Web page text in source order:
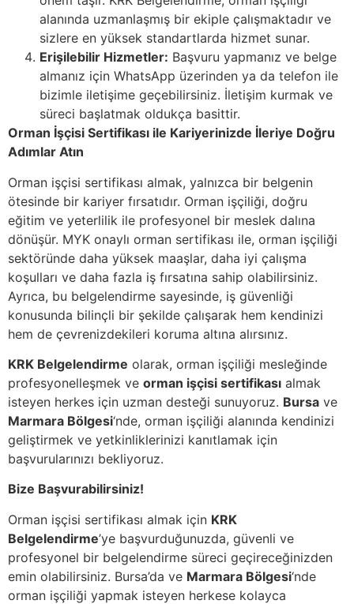
alanında uzmanlaşmış bir ekiple çalışmaktadır ve
sizlere en yüksek standartlarda hizmet sunar.
Erişilebilir Hizmetler: Başvuru yapmanız ve belge
almanız için WhatsApp üzerinden ya da telefon ile
bizimle iletişime geçebilirsiniz. İletişim kurmak ve
süreci başlatmak oldukça basittir.
Orman İşçisi Sertifikası ile Kariyerinizde İleriye Doğru
Adımlar Atın
Orman işçisi sertifikası almak, yalnızca bir belgenin
ötesinde bir kariyer fırsatıdır. Orman işçiliği, doğru
eğitim ve yeterlilik ile profesyonel bir meslek dalına
dönüşür. MYK onaylı orman sertifikası ile, orman işçiliği
sektöründe daha yüksek maaşlar, daha iyi çalışma
koşulları ve daha fazla iş fırsatına sahip olabilirsiniz.
Ayrıca, bu belgelendirme sayesinde, iş güvenliği
konusunda bilinçli bir şekilde çalışarak hem kendinizi
hem de çevrenizdekileri koruma altına alırsınız.
KRK Belgelendirme olarak, orman işçiliği mesleğinde
profesyonelleşmek ve orman işçisi sertifikası almak
isteyen herkes için uzman desteği sunuyoruz. Bursa ve
Marmara Bölgesi‘nde, orman işçiliği alanında kendinizi
geliştirmek ve yetkinliklerinizi kanıtlamak için
başvurularınızı bekliyoruz.
Bize Başvurabilirsiniz!
Orman işçisi sertifikası almak için KRK
Belgelendirme’ye başvurduğunuzda, güvenli ve
profesyonel bir belgelendirme süreci geçireceğinizden
emin olabilirsiniz. Bursa’da ve Marmara Bölgesi‘nde
orman işçiliği yapmak isteyen herkese kolayca